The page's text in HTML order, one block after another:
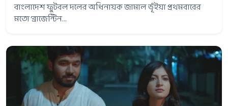
বাংলাদেশ ফুটবল দলের অধিনায়ক জামাল ভূঁইয়া প্রথমবারের
মতো ‘ব্রাজেন্টিন...